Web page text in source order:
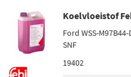
Koelvloeistof
Ford WSS-
SNF
19402